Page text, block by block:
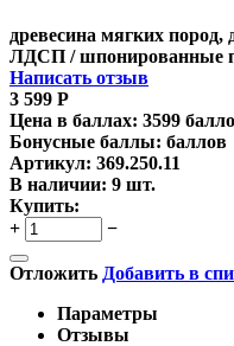
древесина мягких
ЛДСП / шпонированные
Написать отзыв
3 599 Р
Цена в баллах: 3599
Бонусные баллы: баллов
Артикул: 369.250.11
В наличии: 9 шт.
Купить:
+
−
Отложить Добавить в
Параметры
Отзывы